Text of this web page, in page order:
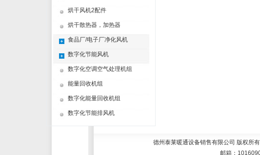
烘干风机2配件
烘干散热器，加热器
食品厂/电子厂净化风机
数字化节能风机
数字化空调空气处理机组
能量回收机组
数字化能量回收机组
数字化节能排风机
德州泰莱暖通设备销售有限公司 版权所
邮箱：